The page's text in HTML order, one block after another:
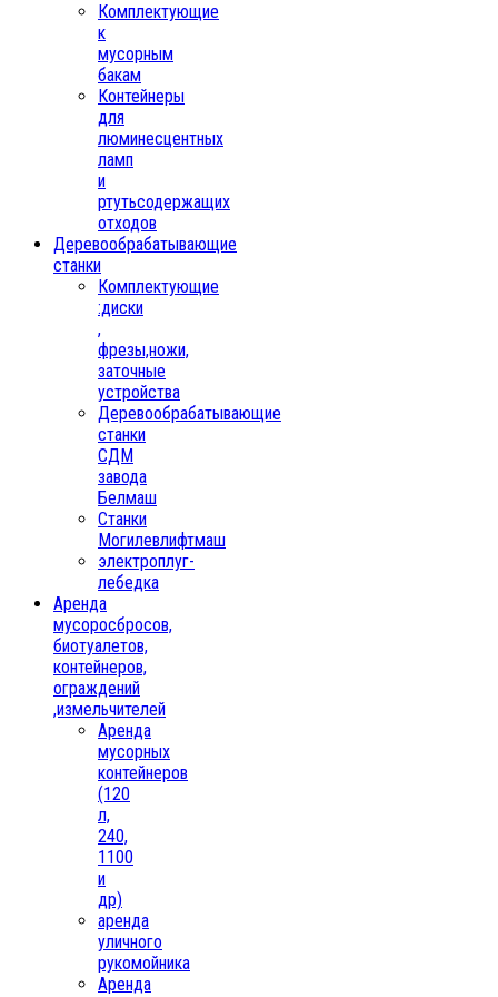
Комплектующие
к
мусорным
бакам
Контейнеры
для
люминесцентных
ламп
и
ртутьсодержащих
отходов
Деревообрабатывающие
станки
Комплектующие
:диски
,
фрезы,ножи,
заточные
устройства
Деревообрабатывающие
станки
СДМ
завода
Белмаш
Станки
Могилевлифтмаш
электроплуг-
лебедка
Аренда
мусоросбросов,
биотуалетов,
контейнеров,
ограждений
,измельчителей
Аренда
мусорных
контейнеров
(120
л,
240,
1100
и
др)
аренда
уличного
рукомойника
Аренда